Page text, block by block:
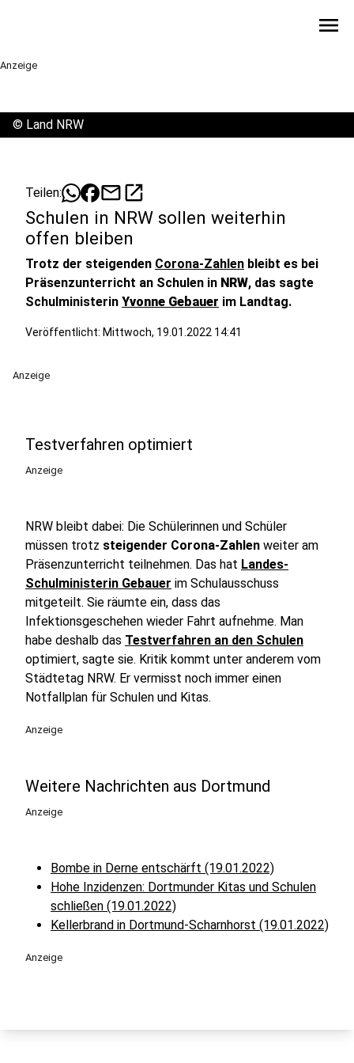
menu
Anzeige
© Land NRW
Teilen: mailopen_in_new
Schulen in NRW sollen weiterhin
offen bleiben
Trotz der steigenden Corona-Zahlen bleibt es bei
Präsenzunterricht an Schulen in NRW, das sagte
Schulministerin Yvonne Gebauer im Landtag.
Veröffentlicht: Mittwoch, 19.01.2022 14:41
Anzeige
Testverfahren optimiert
Anzeige
NRW bleibt dabei: Die Schülerinnen und Schüler
müssen trotz steigender Corona-Zahlen weiter am
Präsenzunterricht teilnehmen. Das hat Landes-
Schulministerin Gebauer im Schulausschuss
mitgeteilt. Sie räumte ein, dass das
Infektionsgeschehen wieder Fahrt aufnehme. Man
habe deshalb das Testverfahren an den Schulen
optimiert, sagte sie. Kritik kommt unter anderem vom
Städtetag NRW. Er vermisst noch immer einen
Notfallplan für Schulen und Kitas.
Anzeige
Weitere Nachrichten aus Dortmund
Anzeige
Bombe in Derne entschärft (19.01.2022)
Hohe Inzidenzen: Dortmunder Kitas und Schulen
schließen (19.01.2022)
Kellerbrand in Dortmund-Scharnhorst (19.01.2022)
Anzeige